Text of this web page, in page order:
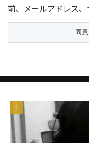
前、メールアドレス、